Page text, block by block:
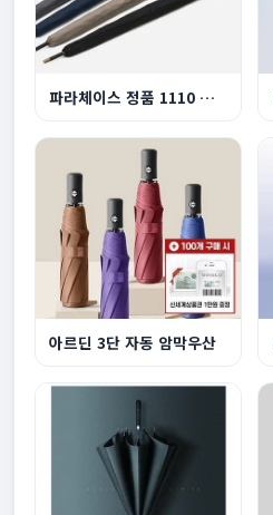
파라체이스 정품 1110 프리미엄 이중캐노피 자동장...
아르딘 3단 자동 암막우산